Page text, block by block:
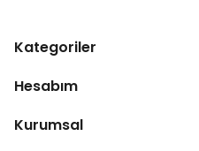
Kategoriler
Hesabım
Kurumsal